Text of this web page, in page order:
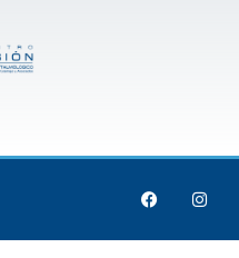
F
a
e
I
n
t